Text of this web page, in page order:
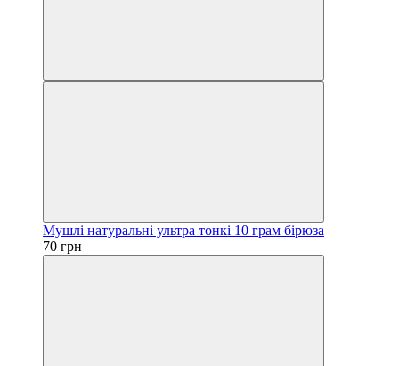
Мушлі натуральні ультра тонкі 10 грам бірюза
70 грн